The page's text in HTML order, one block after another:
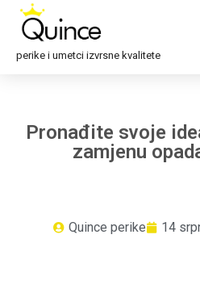
perike i umetci izvrsne kvalitete
Pronađite svoje
zamjenu
Quince perike 14